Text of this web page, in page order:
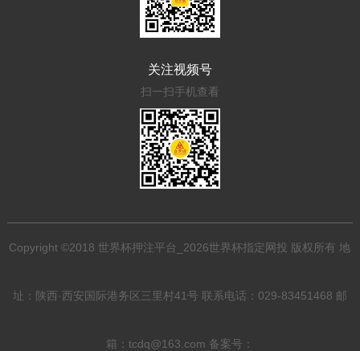
关注视频号
扫一扫手机查看
Copyright ©2018 世界杯押注平台_2026世界杯指定网投 版权所有 地
址：陕西·西安国际港务区三里村41号 联系电话：029-83451468 邮
箱：tcdq@163.com 备案号：